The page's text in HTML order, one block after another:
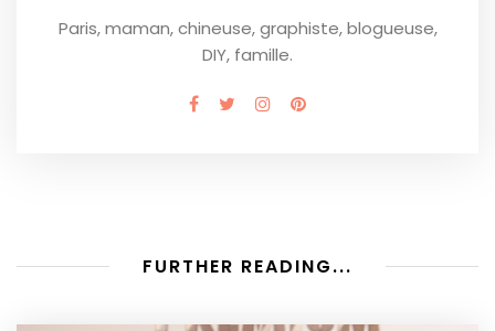
Paris, maman, chineuse, graphiste, blogueuse,
DIY, famille.
FURTHER READING...